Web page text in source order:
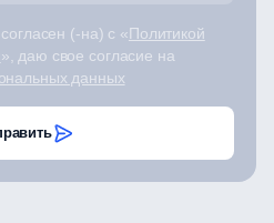
(-на) с «Политикой
», даю свое согласие на
данных